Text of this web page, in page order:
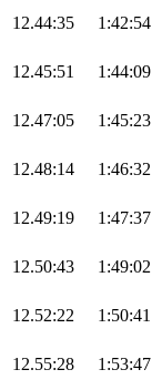
12.44:35 1:42:54
12.45:51 1:44:09
12.47:05 1:45:23
12.48:14 1:46:32
12.49:19 1:47:37
12.50:43 1:49:02
12.52:22 1:50:41
12.55:28 1:53:47